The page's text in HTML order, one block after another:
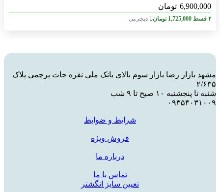
6,900,000 تومان
۴ قسط 1,725,000 تومانبا دیجی‌پی
مشهد بازار رضا بازار سوم بالای بانک ملی نقره جات پرچمی پلاک
۲/۶۳۵
شنبه تا پنجشنبه ۱۰ صبح تا ۹ شب
۰۹۳۵۴۰۳۱۰۰۹
شرایط و ضوابط
فروش ویژه
درباره ما
تماس با ما
تعیین سایز انگشتر